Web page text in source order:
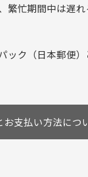
合がございます。
繁忙期間中は遅れ
ック（日本郵便
お支払い方法につ